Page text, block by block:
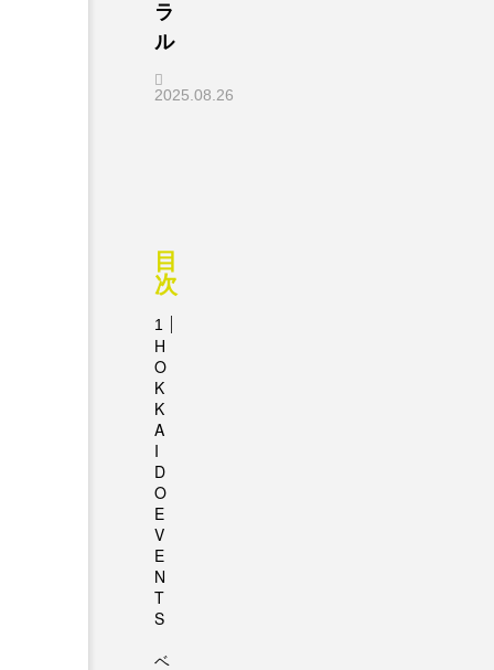
ラ
ル
2025.08.26
目
次
H
O
K
K
A
I
D
O
E
V
E
N
T
S
ベ